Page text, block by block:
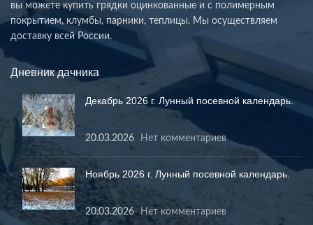
вы можете купить грядки оцинкованные и с полимерным
покрытием, клумбы, парники, теплицы. Мы осуществляем
доставку всей России.
Дневник дачника
Декабрь 2026 г. Лунный посевной календарь.
20.03.2026 Нет комментариев
Ноябрь 2026 г. Лунный посевной календарь.
20.03.2026 Нет комментариев